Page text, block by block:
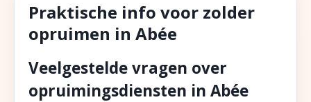
Praktische info voor zolder
opruimen in Abée
Veelgestelde vragen over
opruimingsdiensten in Abée